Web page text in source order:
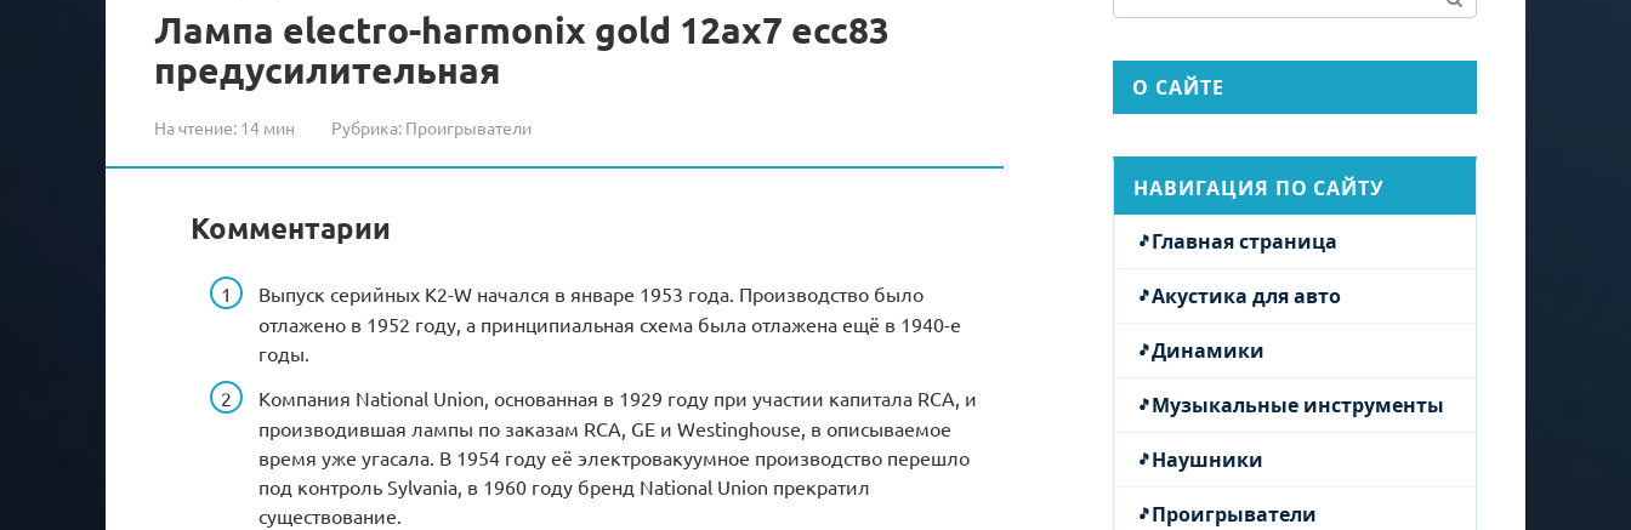
Лампа electro-harmonix gold 12ax7 ecc83
предусилительная
На чтение: 14 мин Рубрика: Проигрыватели
Комментарии
Выпуск серийных K2-W начался в январе 1953 года. Производство было
отлажено в 1952 году, а принципиальная схема была отлажена ещё в 1940-е
годы.
Компания National Union, основанная в 1929 году при участии капитала RCA, и
производившая лампы по заказам RCA, GE и Westinghouse, в описываемое
время уже угасала. В 1954 году её электровакуумное производство перешло
под контроль Sylvania, в 1960 году бренд National Union прекратил
существование.
О САЙТЕ
НАВИГАЦИЯ ПО САЙТУ
Главная страница
Акустика для авто
Динамики
Музыкальные инструменты
Наушники
Проигрыватели